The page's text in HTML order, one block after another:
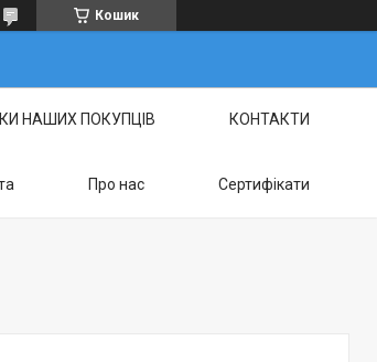
Кошик
НАШИХ ПОКУПЦІВ КОНТАКТИ
Про нас Сертифікати